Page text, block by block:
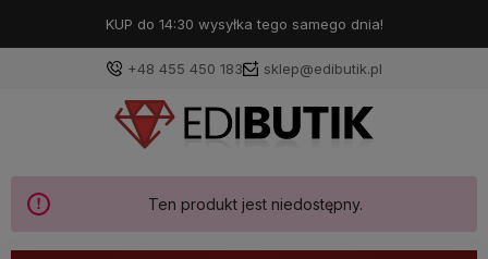
KUP do 14:30 wysyłka tego samego dnia!
+48 455 450 183 sklep@edibutik.pl
Ten produkt jest niedostępny.